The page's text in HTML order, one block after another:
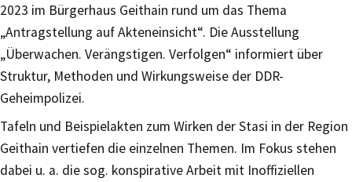
2023 im Bürgerhaus Geithain rund um das Thema
„Antragstellung auf Akteneinsicht“. Die Ausstellung
„Überwachen. Verängstigen. Verfolgen“ informiert über
Struktur, Methoden und Wirkungsweise der DDR-
Geheimpolizei.
Tafeln und Beispielakten zum Wirken der Stasi in der Region
Geithain vertiefen die einzelnen Themen. Im Fokus stehen
dabei u. a. die sog. konspirative Arbeit mit Inoffiziellen